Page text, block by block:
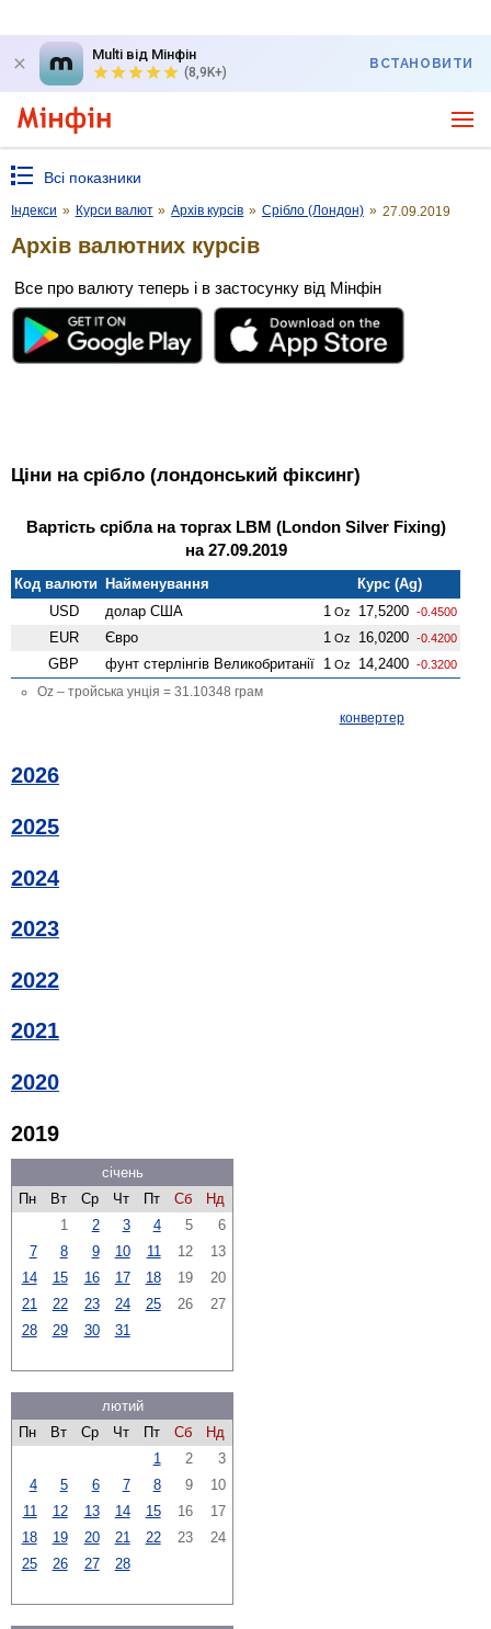
Multi від Мінфін
(8,9K+)
ВСТАНОВИТИ
Всі показники
Індекси » Курси валют » Архів курсів » Срібло (Лондон) » 27.09.2019
Архів валютних курсів
Все про валюту теперь і в застосунку від Мінфін
Ціни на срібло (лондонський фіксинг)
Вартість срібла на торгах LBM (London Silver Fixing)
на 27.09.2019
Код валюти Найменування
Курс (Ag)
USD
долар США 1 Oz 17,5200 -0.4500
EUR Євро 1 Oz 16,0200 -0.4200
GBP фунт стерлінгів Велико­британії 1 Oz 14,2400 -0.3200
Oz – тройська унція = 31.10348 грам
конвертер
2026
2025
2024
2023
2022
2021
2020
2019
січень
Пн
Вт Ср Чт Пт Сб
Нд
1
2 3 4 5
6
7
8 9 10 11 12
13
14
15 16 17 18 19
20
21
22 23 24 25 26
27
28
29 30 31
лютий
Пн
Вт Ср Чт Пт Сб
Нд
1
2
3
4
5 6 7 8 9
10
11
12 13 14 15 16
17
18
19 20 21 22 23
24
25
26 27 28